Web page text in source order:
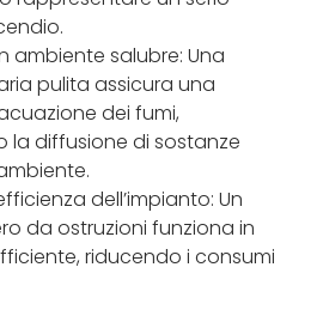
ambiente salubre: Una
pulita assicura una
dei fumi,
la diffusione di sostanze
dell’impianto: Un
da ostruzioni funziona in
riducendo i consumi